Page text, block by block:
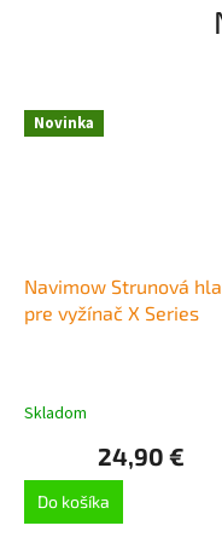
Novinka
Navimow Strunová
pre vyžínač X Series
Skladom
24,90 €
Do košíka